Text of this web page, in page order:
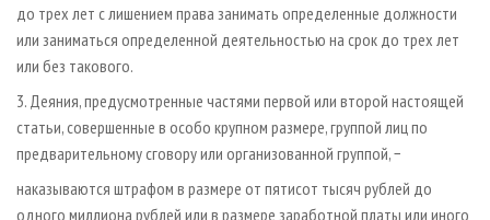
до трех лет с лишением права занимать определенные должности
или заниматься определенной деятельностью на срок до трех лет
или без такового.
3. Деяния, предусмотренные частями первой или второй настоящей
статьи, совершенные в особо крупном размере, группой лиц по
предварительному сговору или организованной группой, −
наказываются штрафом в размере от пятисот тысяч рублей до
одного миллиона рублей или в размере заработной платы или иного